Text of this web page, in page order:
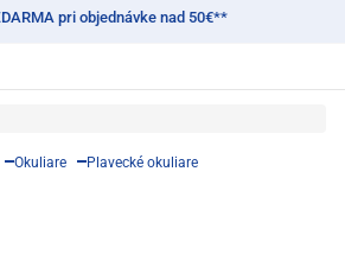
pri objednávke nad 50€**
Okuliare Plavecké okuliare